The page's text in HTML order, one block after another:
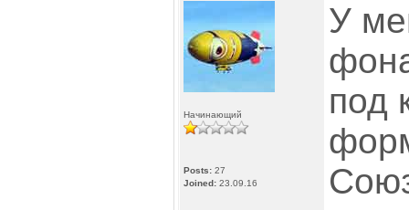
Начинающий
Posts: 27
Joined: 23.09.16
У
под